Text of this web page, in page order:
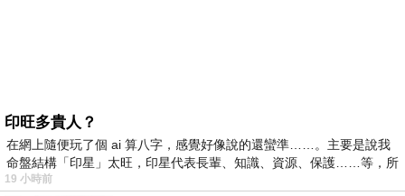
印旺多貴人？
在網上隨便玩了個 ai 算八字，感覺好像說的還蠻準……。主要是說我
命盤結構「印星」太旺，印星代表長輩、知識、資源、保護……等，所
19 小時前